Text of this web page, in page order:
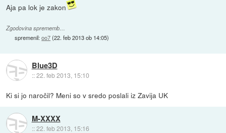
Aja pa lok je zakon
Zgodovina sprememb…
spremenil:oo7(22. feb 2013 ob 14:05)
Blue3D
::22. feb 2013, 15:10
Ki si jo naročil? Meni so v sredo poslali iz Zavija UK
M-XXXX
::22. feb 2013, 15:16